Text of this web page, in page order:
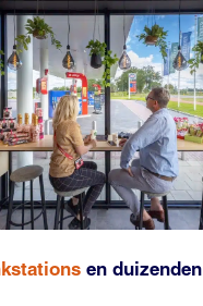
en duizenden